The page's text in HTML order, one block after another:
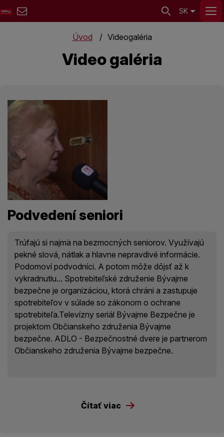
SK
Úvod Videogaléria
Video galéria
Podvedení seniori
Trúfajú si najmä na bezmocných seniorov. Využívajú
pekné slová, nátlak a hlavne nepravdivé informácie.
Podomoví podvodníci. A potom môže dôjsť až k
vykradnutiu... Spotrebiteľské združenie Bývajme
bezpečne je organizáciou, ktorá chráni a zastupuje
spotrebiteľov v súlade so zákonom o ochrane
spotrebiteľa.Televízny seriál Bývajme Bezpečne je
projektom Občianskeho združenia Bývajme
bezpečne. ADLO - Bezpečnostné dvere je partnerom
Občianskeho združenia Bývajme bezpečne.
Čítať viac